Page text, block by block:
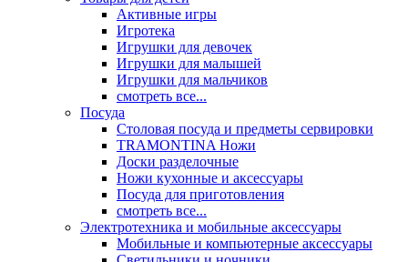
Активные игры
Игротека
Игрушки для девочек
Игрушки для малышей
Игрушки для мальчиков
смотреть все...
Посуда
Столовая посуда и предметы сервировки
TRAMONTINA Ножи
Доски разделочные
Ножи кухонные и аксессуары
Посуда для приготовления
смотреть все...
Электротехника и мобильные аксессуары
Мобильные и компьютерные аксессуары